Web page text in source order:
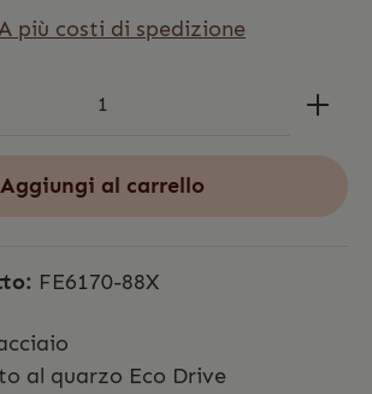
più costi di spedizione
Aggiungi al carrello
FE6170-88X
al quarzo Eco Drive